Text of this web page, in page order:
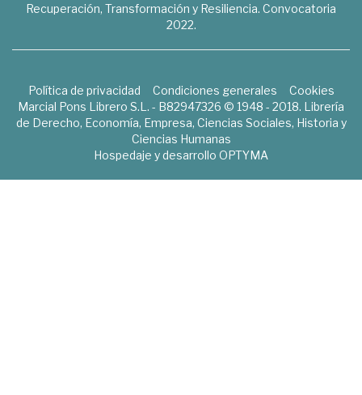
Recuperación, Transformación y Resiliencia. Convocatoria
2022.
Política de privacidad Condiciones generales
Cookies
Marcial Pons Librero S.L. - B82947326 © 1948 - 2018. Librería
de Derecho, Economía, Empresa, Ciencias Sociales, Historia y
Ciencias Humanas
Hospedaje y desarrollo OPTYMA